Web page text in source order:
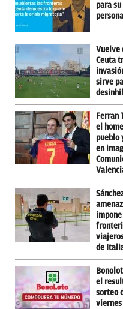
para su
Vuelve
Ceuta
sirve
Ferran
el
pueblo
en
de
el
sorteo
viernes